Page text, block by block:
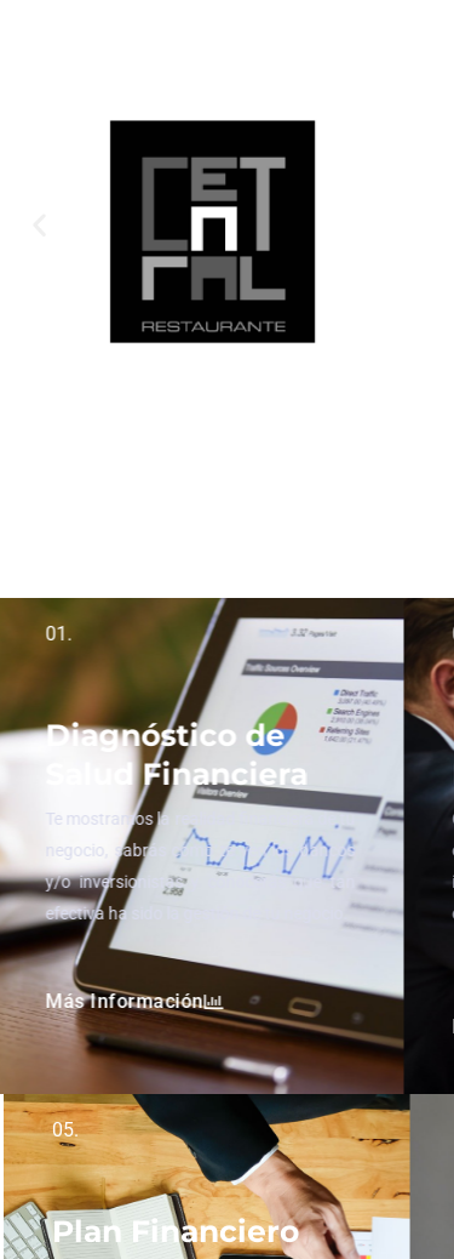
01.
Diagnóstico de
Salud Financiera
Te mostramos la realidad financiera de tu
negocio, sabrás como te ven los bancos
y/o inversionistas y conocerás que tan
efectiva ha sido la gestión de tu negocio.
Más Información
05.
Plan Financiero